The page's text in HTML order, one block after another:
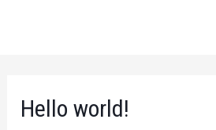
Hello world!